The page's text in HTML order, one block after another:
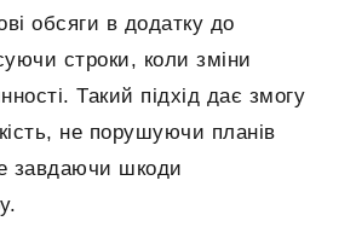
обсяги в додатку до
строки, коли зміни
Такий підхід дає змогу
не порушуючи планів
завдаючи шкоди